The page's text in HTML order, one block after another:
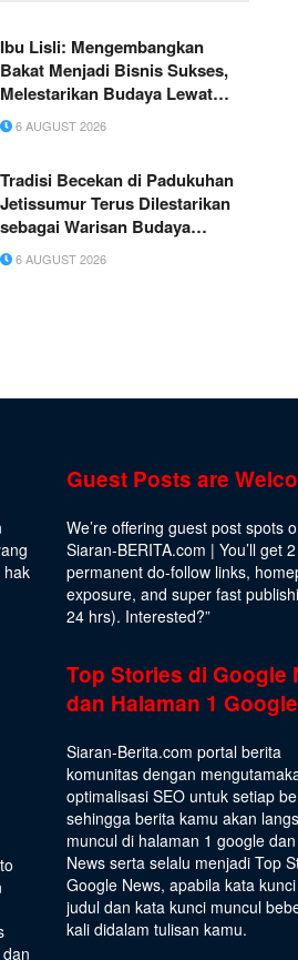
Ibu Lisli: Mengembangkan
Bakat Menjadi Bisnis Sukses,
Melestarikan Budaya Lewat
Wastra Nusantara
6 AUGUST 2026
Tradisi Becekan di Padukuhan
Jetissumur Terus Dilestarikan
sebagai Warisan Budaya
Masyarakat
6 AUGUST 2026
Guest Posts are
We’re offering guest post spots
Siaran-BERITA.com | You’ll get 2
permanent do-follow links,
exposure, and super fast
24 hrs). Interested?”
Top Stories di Google
dan Halaman 1 Google
Siaran-Berita.com portal berita
komunitas dengan
optimalisasi SEO untuk setiap
sehingga berita kamu akan
muncul di halaman 1 google
News serta selalu menjadi Top
Google News, apabila kata
judul dan kata kunci muncul
kali didalam tulisan kamu.